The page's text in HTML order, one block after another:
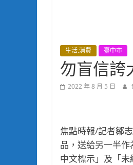
生活.消費 臺中市
勿盲信誇
2022 年 8 月 5 日
焦點時報/記者鄒
品，送給另一半
中文標示」及「